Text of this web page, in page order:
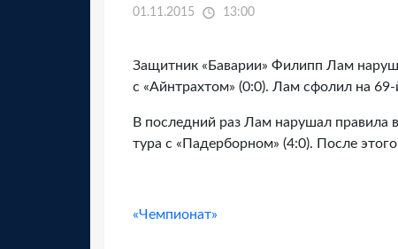
01.11.2015 13:00
Защитник «Баварии» Филипп Лам
с «Айнтрахтом» (0:0). Лам сфолил на
В последний раз Лам нарушал правила
тура с «Падерборном» (4:0). После
«Чемпионат»